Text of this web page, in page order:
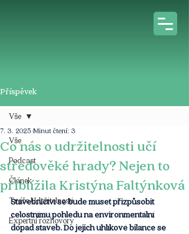
Příspěvek
Vše
Podcast
Článek
Tváře Udržitelnosti
Expertní rozhovory
Vše
Co nás o udržitelnosti učí
středověké hrady? Nejen to
přiblížila Kristýna Faltýnková
7. 3. 2025 Minut čtení: 3
Stavebnictví se bude muset přizpůsobit
celostnímu pohledu na environmentální
dopad staveb. Do jejich uhlíkové bilance se